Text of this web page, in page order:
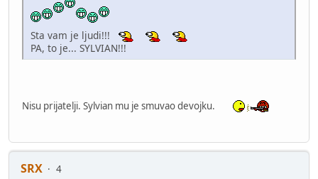
Sta vam je ljudi!!!
PA, to je... SYLVIAN!!!
Nisu prijatelji. Sylvian mu je smuvao devojku.
SRX
4